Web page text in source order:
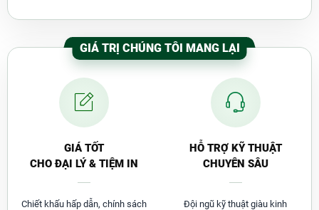
đều, đẹp mang lại tính thẩm mỹ cho thành phẩm,
giúp những quyển sổ hay hồ sơ của bạn tăng tính
chuyên nghiệp và đẹp mắt.
GIÁ TRỊ CHÚNG TÔI MANG LẠI
GIÁ TỐT
CHO ĐẠI LÝ & TIỆM IN
Chiết khấu hấp dẫn, chính sách
HỖ TRỢ KỸ THUẬT
CHUYÊN SÂU
Đội ngũ kỹ thuật giàu kinh